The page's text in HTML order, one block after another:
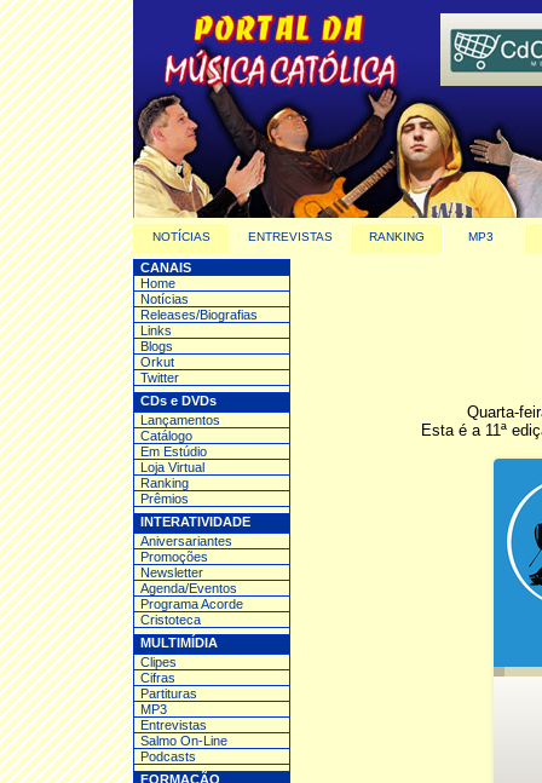
NOTÍCIAS ENTREVISTAS RANKING MP3
CANAIS
Home
Notícias
Releases/Biografias
Links
Blogs
Orkut
Twitter
CDs e DVDs
Lançamentos
Catálogo
Em Estúdio
Loja Virtual
Ranking
Prêmios
INTERATIVIDADE
Aniversariantes
Promoções
Newsletter
Agenda/Eventos
Programa Acorde
Cristoteca
MULTIMÍDIA
Clipes
Cifras
Partituras
MP3
Entrevistas
Salmo On-Line
Podcasts
FORMAÇÃO
Quarta-
Esta é a 11ª